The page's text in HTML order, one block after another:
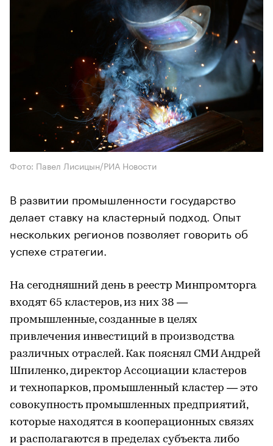
Фото: Павел Лисицын/РИА Новости
В развитии промышленности государство
делает ставку на кластерный подход. Опыт
нескольких регионов позволяет говорить об
успехе стратегии.
На сегодняшний день в реестр Минпромторга
входят 65 кластеров, из них 38 —
промышленные, созданные в целях
привлечения инвестиций в производства
различных отраслей. Как пояснял СМИ Андрей
Шпиленко, директор Ассоциации кластеров
и технопарков, промышленный кластер — это
совокупность промышленных предприятий,
которые находятся в кооперационных связях
и располагаются в пределах субъекта либо